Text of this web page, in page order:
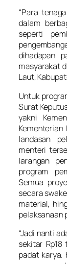
“Para
dalam
seperti
dihadapan
masyarakat
Laut,
Untuk
Surat
yakni
Kementerian
landasan
menteri
larangan
program
Semua
secara
material,
pelaksanaan
“Jadi nanti
sekitar
padat karya.